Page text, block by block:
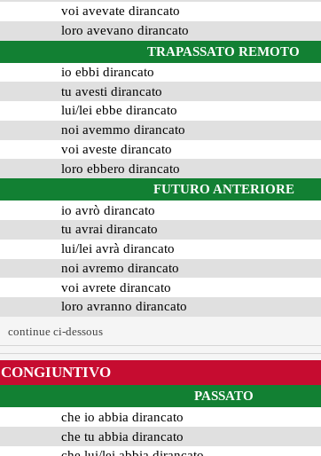
voi avevate dirancato
loro avevano dirancato
TRAPASSATO REMOTO
io ebbi dirancato
tu avesti dirancato
lui/lei ebbe dirancato
noi avemmo dirancato
voi aveste dirancato
loro ebbero dirancato
FUTURO ANTERIORE
io avrò dirancato
tu avrai dirancato
lui/lei avrà dirancato
noi avremo dirancato
voi avrete dirancato
loro avranno dirancato
continue ci-dessous
CONGIUNTIVO
PASSATO
che io abbia dirancato
che tu abbia dirancato